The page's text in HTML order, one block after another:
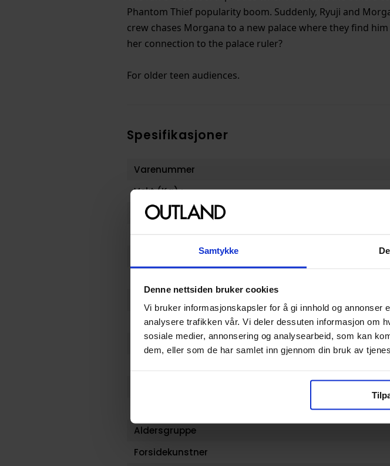
Samtykke
Denne nettsiden bruker cookies
Vi bruker informasjonskapsler for å gi innhold og
analysere trafikken vår. Vi deler dessuten informasjon om
sosiale medier, annonsering og analysearbeid, som kan
dem, eller som de har samlet inn gjennom din bruk av
Phantom Thief popularity boom. Suddenly, Ryuji and
crew chases Morgana to a new palace where they find
her connection to the palace ruler?
For older teen audiences.
Spesifikasjoner
Varenummer
Vekt (Kg) :
Opprinnelsesland :
Illustratør
Antall Sider
Aldersgruppe
Forsidekunstner